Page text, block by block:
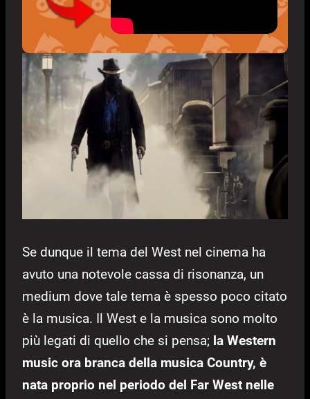
Se dunque il tema del West nel cinema ha
avuto una notevole cassa di risonanza, un
medium dove tale tema è spesso poco citato
è la musica. Il West e la musica sono molto
più legati di quello che si pensa; la Western
music ora branca della musica Country, è
nata proprio nel periodo del Far West nelle